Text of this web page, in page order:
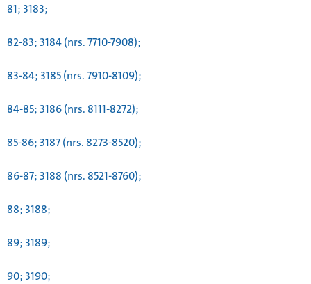
81; 3183;
82-83; 3184 (nrs. 7710-7908);
83-84; 3185 (nrs. 7910-8109);
84-85; 3186 (nrs. 8111-8272);
85-86; 3187 (nrs. 8273-8520);
86-87; 3188 (nrs. 8521-8760);
88; 3188;
89; 3189;
90; 3190;